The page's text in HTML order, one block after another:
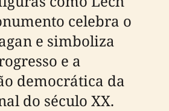
celebra o
e simboliza
e a
democrática da
do século XX.